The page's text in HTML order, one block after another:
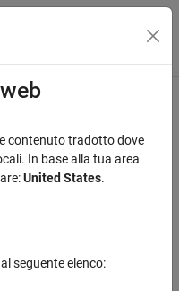
navigazione
contenuto tradotto dove
In base alla tua area
United States.
seguente elenco: